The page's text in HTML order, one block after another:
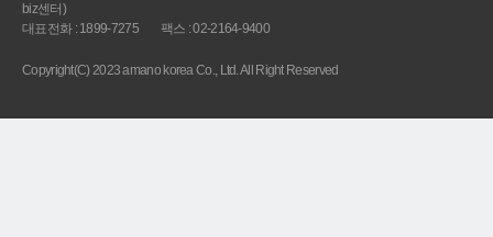
biz센터)
대표전화 : 1899-7275
팩스 : 02-2164-9400
Copyright(C) 2023 amano korea Co., Ltd. All Right Reserved